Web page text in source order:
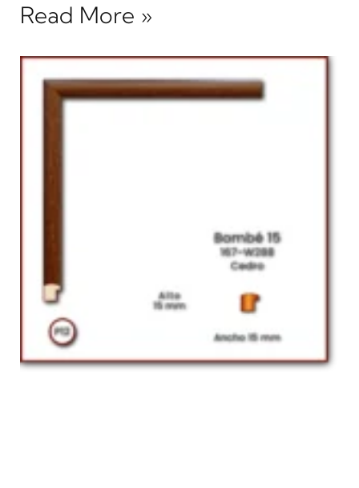
Read More »